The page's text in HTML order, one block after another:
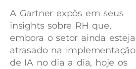
A Gartner expôs em seus
insights sobre RH que,
embora o setor ainda esteja
atrasado na implementação
de IA no dia a dia, hoje os